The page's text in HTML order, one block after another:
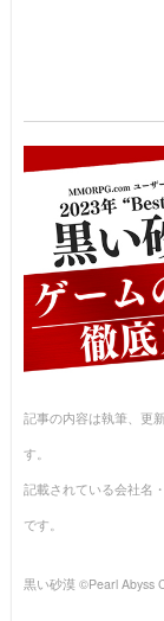
記事の内容は執筆、更
す。
記載されている会社名
です。
黒い砂漠 ©Pearl Abyss